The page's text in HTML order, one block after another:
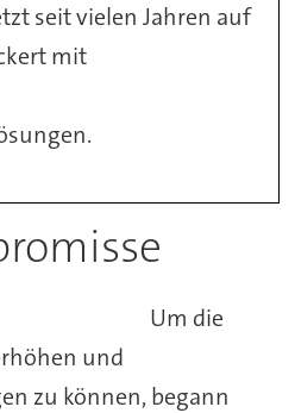
seit vielen Jahren auf
mit
Um die
und
zu können, begann